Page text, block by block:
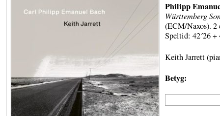
Philipp
Württemberg
(ECM/Naxos). 2
Speltid: 42´26 +
Keith Jarrett
Betyg: